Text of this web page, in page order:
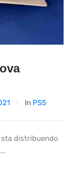
In PS5
sta distribuendo